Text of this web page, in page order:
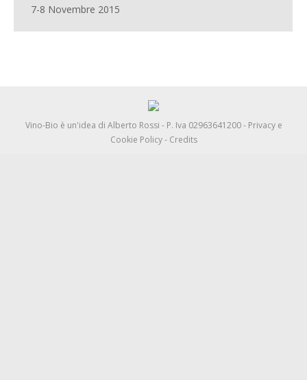
7-8 Novembre 2015
Vino-Bio è un'idea di Alberto Rossi - P. Iva 02963641200 - Privacy e
Cookie Policy- Credits